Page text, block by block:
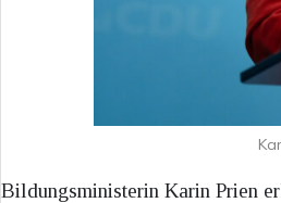
Bildungsministerin Karin Prien